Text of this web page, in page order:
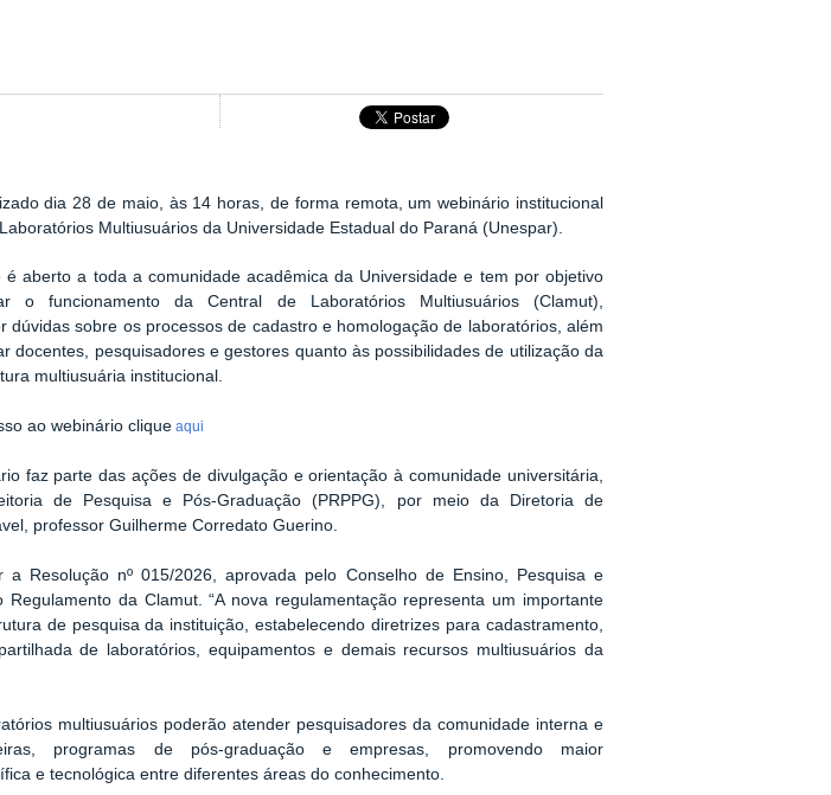
de imagens
dia 28 de maio, às 14 horas, de forma remota, um webinário institucional
Multiusuários da Universidade Estadual do Paraná (Unespar).
é aberto a toda a comunidade acadêmica da Universidade e tem por objetivo
o funcionamento da Central de Laboratórios Multiusuários (Clamut),
dúvidas sobre os processos de cadastro e homologação de laboratórios, além
docentes, pesquisadores e gestores quanto às possibilidades de utilização da
multiusuária institucional.
ao webinário cliqueaqui
faz parte das ações de divulgação e orientação à comunidade universitária,
de Pesquisa e Pós-Graduação (PRPPG), por meio da Diretoria de
professor Guilherme Corredato Guerino.
Resolução nº 015/2026, aprovada pelo Conselho de Ensino, Pesquisa e
Regulamento da Clamut. “Anova regulamentação representa um importante
de pesquisa da instituição, estabelecendo diretrizes para cadastramento,
de laboratórios, equipamentos e demais recursos multiusuários da
multiusuários poderão atender pesquisadores da comunidade interna e
programas de pós-graduação e empresas, promovendo maior
e tecnológica entre diferentes áreas do conhecimento.